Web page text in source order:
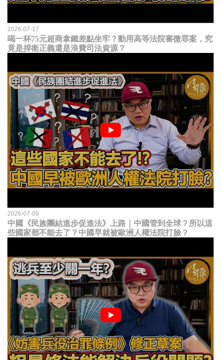
2026-07-17
喝一杯75元超商拿鐵差點坐牢？動用高等法院審微罪案，究
竟是捍衛正義還是浪費司法資源？
2026-07-09
中國《民族團結進步促進法》上路｜中國管到全球？所以這
些國家都不能去了？中國早就被歐洲人權法院打臉？